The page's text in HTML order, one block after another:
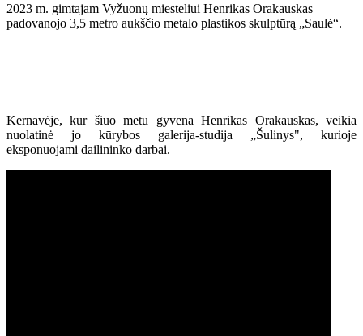
2023 m. gimtajam Vyžuonų miesteliui Henrikas Orakauskas
padovanojo 3,5 metro aukščio metalo plastikos skulptūrą „Saulė“.
Kernavėje, kur šiuo metu gyvena Henrikas Orakauskas, veikia
nuolatinė jo kūrybos galerija-studija „Šulinys", kurioje
eksponuojami dailininko darbai.